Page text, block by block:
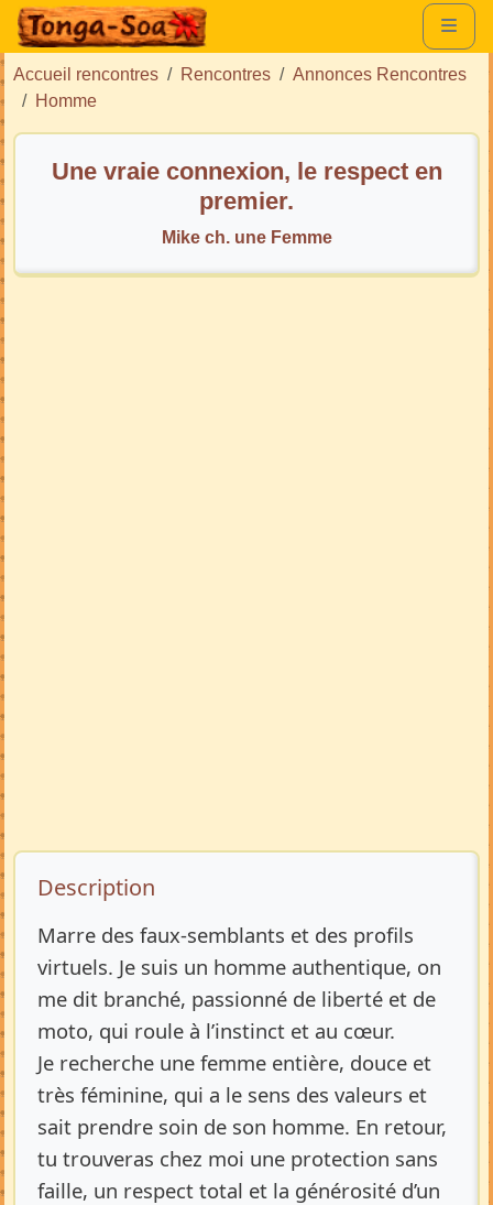
Accueil rencontres Rencontres
Annonces Rencontres
Homme
Une vraie connexion, le respect en
premier.
Mike ch. une Femme
Description de l’annonce
Description
Marre des faux-semblants et des profils
virtuels. Je suis un homme authentique, on
me dit branché, passionné de liberté et de
moto, qui roule à l’instinct et au cœur.
Je recherche une femme entière, douce et
très féminine, qui a le sens des valeurs et
sait prendre soin de son homme. En retour,
tu trouveras chez moi une protection sans
faille, un respect total et la générosité d’un